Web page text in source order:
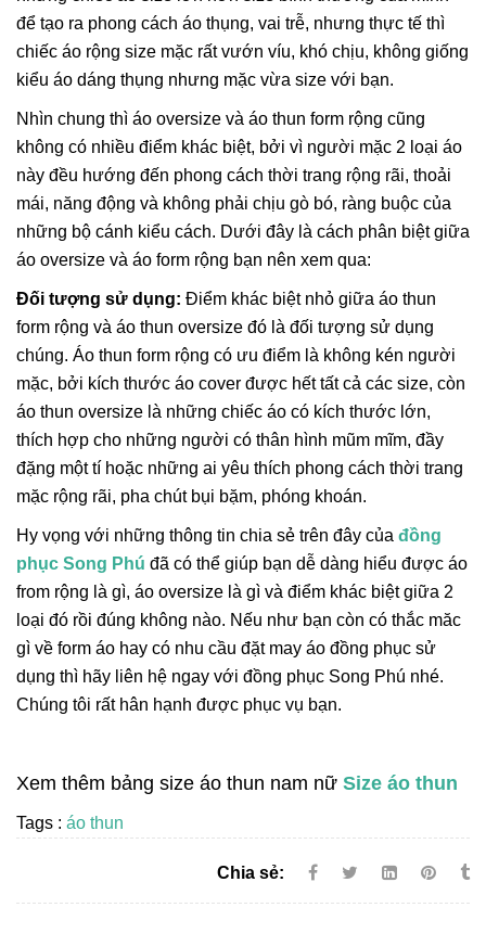
để tạo ra phong cách áo thụng, vai trễ, nhưng thực tế thì
chiếc áo rộng size mặc rất vướn víu, khó chịu, không giống
kiểu áo dáng thụng nhưng mặc vừa size với bạn.
Nhìn chung thì áo oversize và áo thun form rộng cũng
không có nhiều điểm khác biệt, bởi vì người mặc 2 loại áo
này đều hướng đến phong cách thời trang rộng rãi, thoải
mái, năng động và không phải chịu gò bó, ràng buộc của
những bộ cánh kiểu cách. Dưới đây là cách phân biệt giữa
áo oversize và áo form rộng bạn nên xem qua:
Đối tượng sử dụng: Điểm khác biệt nhỏ giữa áo thun
form rộng và áo thun oversize đó là đối tượng sử dụng
chúng. Áo thun form rộng có ưu điểm là không kén người
mặc, bởi kích thước áo cover được hết tất cả các size, còn
áo thun oversize là những chiếc áo có kích thước lớn,
thích hợp cho những người có thân hình mũm mĩm, đầy
đặng một tí hoặc những ai yêu thích phong cách thời trang
mặc rộng rãi, pha chút bụi bặm, phóng khoán.
Hy vọng với những thông tin chia sẻ trên đây của đồng
phục Song Phú đã có thể giúp bạn dễ dàng hiểu được áo
from rộng là gì, áo oversize là gì và điểm khác biệt giữa 2
loại đó rồi đúng không nào. Nếu như bạn còn có thắc măc
gì về form áo hay có nhu cầu đặt may áo đồng phục sử
dụng thì hãy liên hệ ngay với đồng phục Song Phú nhé.
Chúng tôi rất hân hạnh được phục vụ bạn.
Xem thêm bảng size áo thun nam nữ Size áo thun
Tags : áo thun
Chia sẻ: